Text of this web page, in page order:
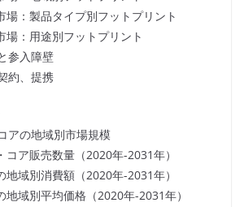
場：製品タイプ別フットプリント
場：用途別フットプリント
参入障壁
約、提携
アの地域別市場規模
ア販売数量（2020年-2031年）
域別消費額（2020年-2031年）
域別平均価格（2020年-2031年）